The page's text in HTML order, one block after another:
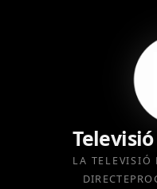
LA TELEVISIÓ
DIRECTE